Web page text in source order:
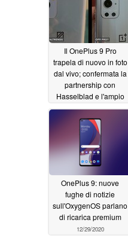
Il OnePlus 9 Pro
trapela di nuovo in foto
dal vivo; confermata la
partnership con
Hasselblad e l'ampio
hardware della
fotocamera, così come
un 120 Hz e un display
QHD
02/08/2021
OnePlus 9: nuove
fughe di notizie
sull'OxygenOS parlano
di ricarica premium
12/29/2020